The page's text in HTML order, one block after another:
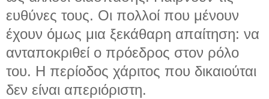
ευθύνες τους. Οι πολλοί που μένουν
έχουν όμως μια ξεκάθαρη απαίτηση: να
ανταποκριθεί ο πρόεδρος στον ρόλο
του. Η περίοδος χάριτος που δικαιούται
δεν είναι απεριόριστη.